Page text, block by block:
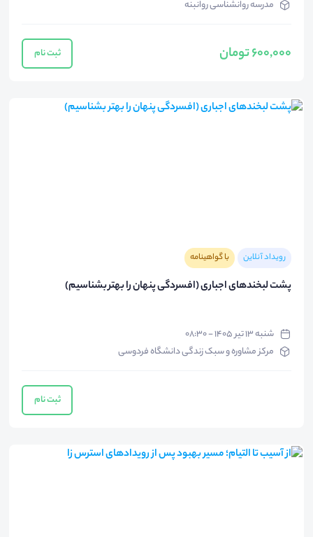
مدرسه روانشناسی روانبنه
600,000 تومان ثبت نام
رویداد آنلاین با گواهینامه
پشت لبخندهای اجباری (افسردگی پنهان را بهتر بشناسیم)
شنبه ۱۳ تیر ۱۴۰۵ - ۰۸:۳۰
مرکز مشاوره و سبک زندگی دانشگاه فردوسی
ثبت نام